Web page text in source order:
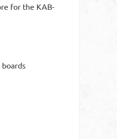
for the KAB-